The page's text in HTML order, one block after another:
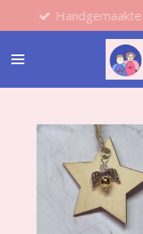
direct
naar
hoofdinhoud